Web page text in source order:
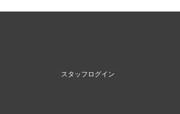
スタッフログイン